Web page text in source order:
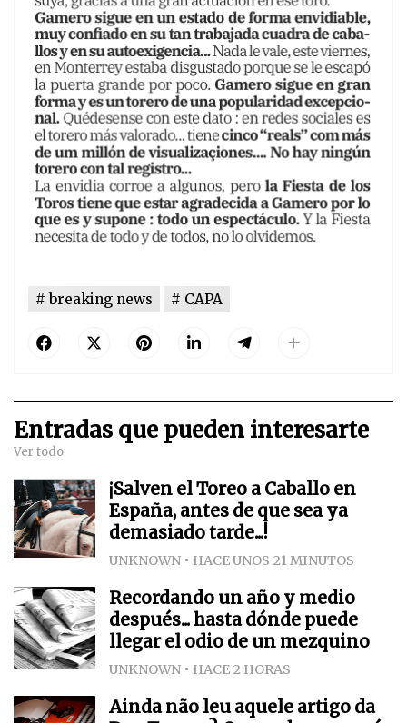
breaking news CAPA
Entradas que pueden interesarte
Ver todo
¡Salven el Toreo a Caballo en
España, antes de que sea ya
demasiado tarde...!
UNKNOWN HACE UNOS 21 MINUTOS
Recordando un año y medio
después... hasta dónde puede
llegar el odio de un mezquino
UNKNOWN HACE 2 HORAS
Ainda não leu aquele artigo da